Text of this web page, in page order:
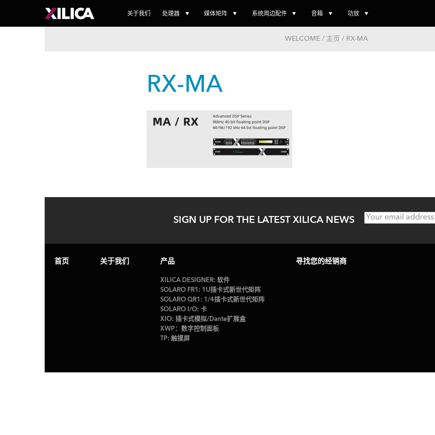
关于我们 处理器 媒体矩阵 系统周边配件 音箱 功放
WELCOME / 主页 / RX-MA
RX-MA
SIGN UP FOR THE LATEST XILICA NEWS
首页 关于我们 产品
XILICA DESIGNER: 软件
SOLARO FR1: 1U插卡式新世代矩阵
SOLARO QR1: 1/4插卡式新世代矩阵
SOLARO I/O: 卡
XIO: 插卡式模拟/Dante扩展盒
XWP：数字控制面板
TP: 触摸屏
寻找您的经销商